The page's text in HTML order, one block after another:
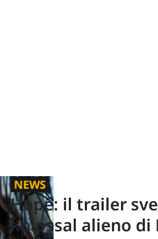
NEWS
Hope: il trailer
kolossal alieno di